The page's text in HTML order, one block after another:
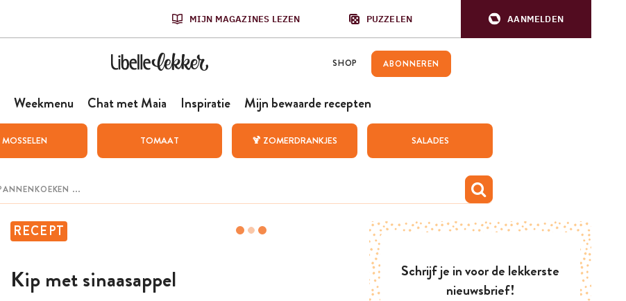
MIJN MAGAZINES LEZEN PUZZELEN AANMELDEN
SHOP ABONNEREN
Weekmenu Chat met Maia Inspiratie Mijn bewaarde recepten
MOSSELEN TOMAAT 🍹 ZOMERDRANKJES SALADES
RECEPT
Kip met sinaasappel
Schrijf je in voor de lekkerste
nieuwsbrief!